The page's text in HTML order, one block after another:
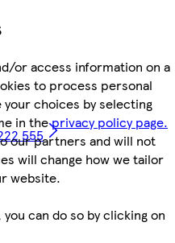
or access information on a
to process personal
your choices by selecting
in theprivacy policy page.
our partners and will not
will change how we tailor
website.
can do so by clicking on
555